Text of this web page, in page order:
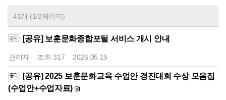
41개 (1/2페이지)
[공유] 보훈문화종합포털 서비스 개시 안내
관리자 조회317 2026.05.15
[공유] 2025 보훈문화교육 수업안 경진대회 수상 모음집
(수업안+수업자료)